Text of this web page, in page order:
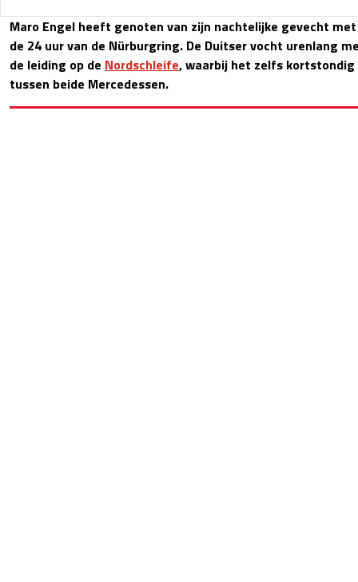
Maro Engel heeft genoten van zijn nachtelijke gevecht
de 24 uur van de Nürburgring. De Duitser vocht urenlang
de leiding op de Nordschleife, waarbij het zelfs
tussen beide Mercedessen.